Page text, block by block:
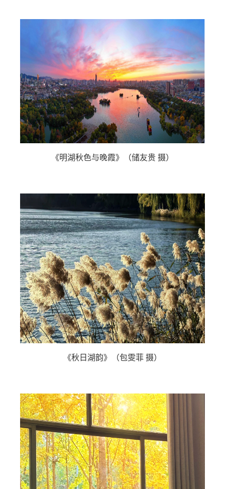
《明湖秋色与晚霞》（储友贵 摄）
《秋日湖韵》（包雯菲 摄）